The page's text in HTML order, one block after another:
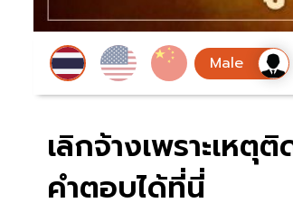
เลิกจ้างเพราะเหตุ
คำตอบได้ที่นี่